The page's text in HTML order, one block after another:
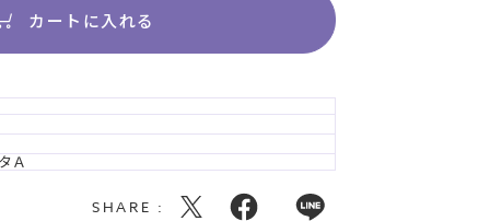
カートに入れる
Ａ
SHARE :